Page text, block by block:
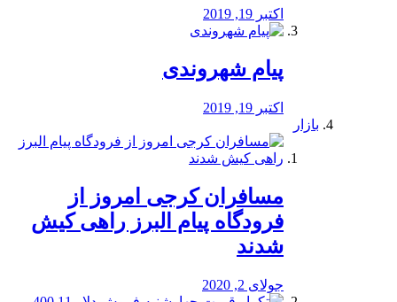
اکتبر 19, 2019
پیام شهروندی
اکتبر 19, 2019
بازار
مسافران کرجی امروز از
فرودگاه پیام البرز راهی کیش
شدند
جولای 2, 2020